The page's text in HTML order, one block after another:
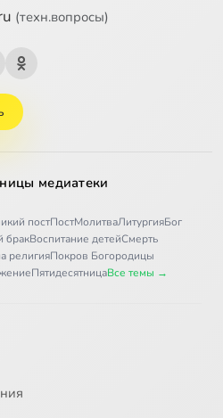
(техн.вопросы)
медиатеки
постПостМолитваЛитургияБог
бракВоспитание детейСмерть
религияПокров Богородицы
ПятидесятницаВсе темы →